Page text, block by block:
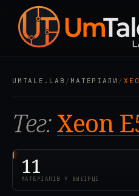
UMTALE.LAB / МАТЕРІАЛИ /
Тег:Xeon
11
МАТЕРІАЛІВ У ВИБІРЦІ